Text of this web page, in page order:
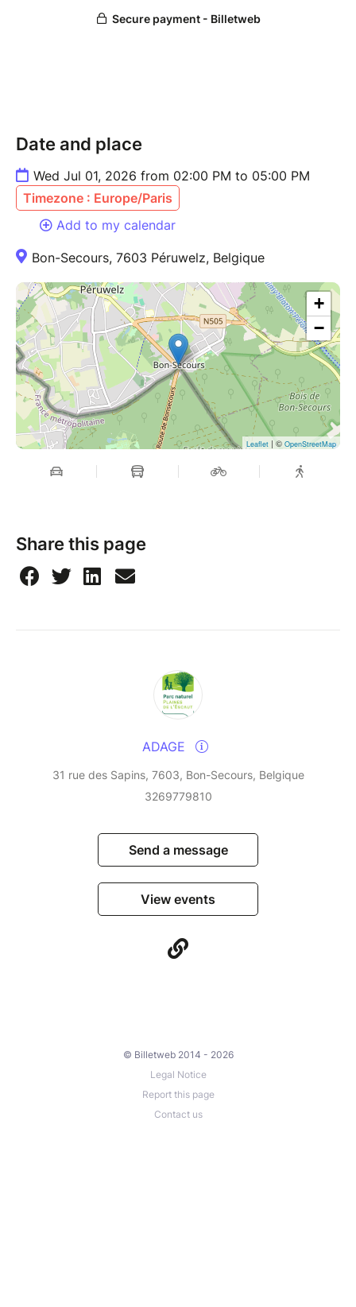
Date and place
Wed Jul 01, 2026 from 02:00 PM to 05:00 PM
Timezone : Europe/Paris
Add to my calendar
Bon-Secours, 7603 Péruwelz, Belgique
+
−
Leaflet | © OpenStreetMap
Share this page
ADAGE
31 rue des Sapins, 7603, Bon-Secours, Belgique
3269779810
Send a message
View events
© Billetweb 2014 - 2026
Legal Notice
Report this page
Contact us